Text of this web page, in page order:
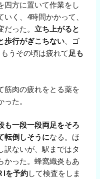
四方に置いて作業をし
く、4時間かかって、
だった。立ち上がると
歩行がぎこちない、ゴ
うその頃は疲れて足も
筋肉の疲れをとる薬を
た。
も一段一段両足をそろ
転倒しそうになる。ほ
訳ないが、駅まではタ
かった。蜂窩織炎もあ
Iを予約して検査をしま